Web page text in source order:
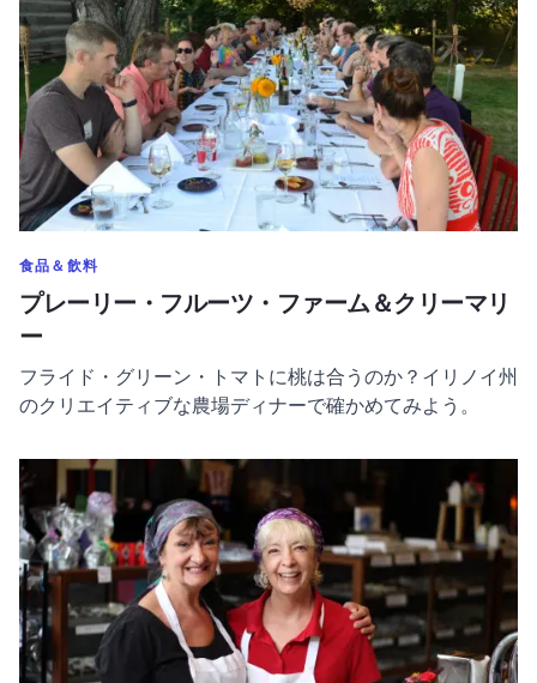
のカテゴリーをもっと表示する
食品＆飲料
プレーリー・フルーツ・ファーム＆クリーマリ
ー
フライド・グリーン・トマトに桃は合うのか？イリノイ州
のクリエイティブな農場ディナーで確かめてみよう。
トスコーラ名物キャンディ・キッチン についてもっと読む